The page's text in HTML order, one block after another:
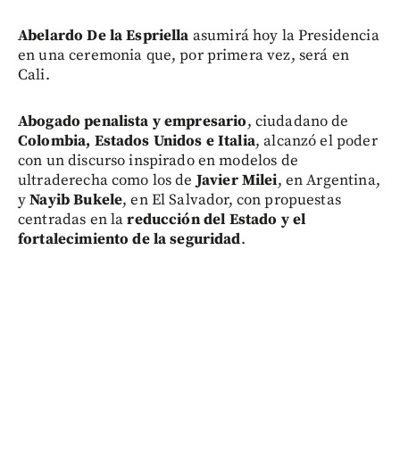
Abelardo De la Espriella asumirá hoy la Presidencia
en una ceremonia que, por primera vez, será en
Cali.
Abogado penalista y empresario, ciudadano de
Colombia, Estados Unidos e Italia, alcanzó el poder
con un discurso inspirado en modelos de
ultraderecha como los deJavier Milei, en Argentina,
yNayib Bukele, en El Salvador, con propuestas
centradas en lareducción del Estado y el
fortalecimiento de la seguridad.